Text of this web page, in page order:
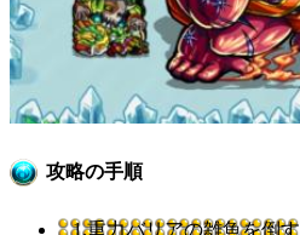
攻略の手順
1.重力バリアの雑魚を倒す